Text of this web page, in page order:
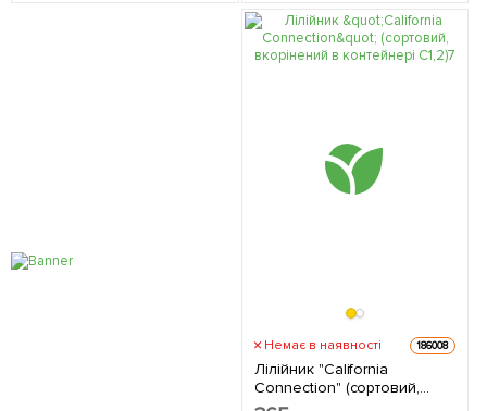
Немає в наявності 186008
Лілійник "California
Connection" (сортовий,
вкорінений в контейнері